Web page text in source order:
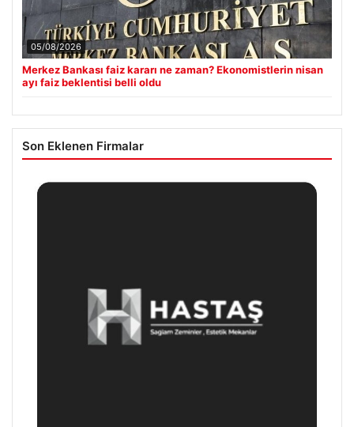
05/08/2026
Merkez Bankası faiz kararı ne zaman? Ekonomistlerin nisan
ayı faiz beklentisi belli oldu
Son Eklenen Firmalar